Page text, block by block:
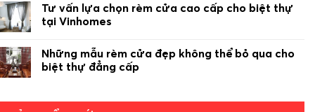
Tư vấn lựa chọn rèm cửa cao cấp cho biệt thự
tại Vinhomes
Những mẫu rèm cửa đẹp không thể bỏ qua cho
biệt thự đẳng cấp